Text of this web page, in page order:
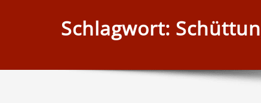
Schlagwort: